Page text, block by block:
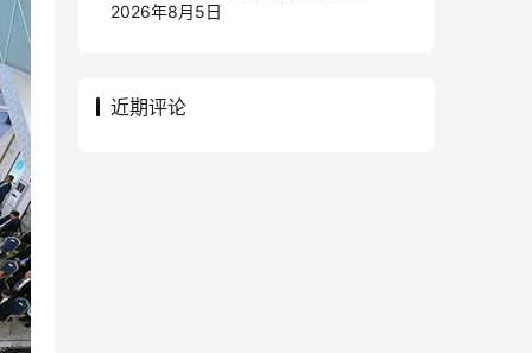
2026年8月5日
近期评论